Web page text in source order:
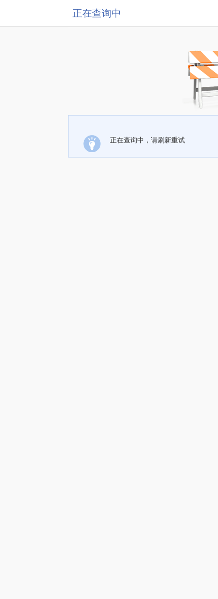
正在查询中
正在查询中，请刷新重试